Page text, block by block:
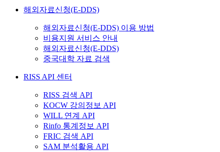
해외자료신청(E-DDS)
해외자료신청(E-DDS) 이용 방법
비용지원 서비스 안내
해외자료신청(E-DDS)
중국대학 자료 검색
RISS API 센터
RISS 검색 API
KOCW 강의정보 API
WILL 연계 API
Rinfo 통계정보 API
FRIC 검색 API
SAM 분석활용 API